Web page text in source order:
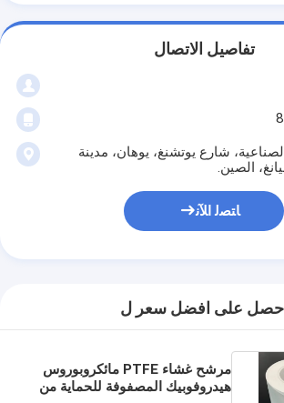
تفاصيل الاتصال
شارع يوتشنغ، يوهان، مدينة
الصين.
ﺎﺘﺼﻟ ﺍﻶﻧ
احصل على افضل سعر ل
مرشح غشاء PTFE مائكروبوروس
هيدروفوبيك المصفوفة للحماية من